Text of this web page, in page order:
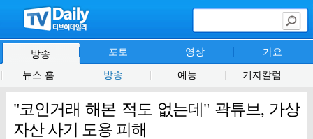
방송 포토 영상 가요
뉴스 홈 방송 예능 기자칼럼
"코인거래 해본 적도 없는데" 곽튜브, 가상
자산 사기 도용 피해